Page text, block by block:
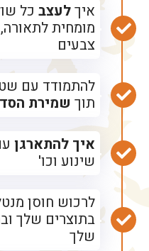
איךלעצב כל
מומחית
צבעים
להתמודד עם
תוך שמירת
איך להתארגן
שינוע וכו'
לרכוש חוסן
בתוצרים שלך
שלך